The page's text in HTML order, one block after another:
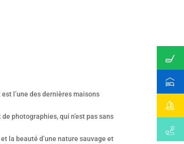
l’une des dernières maisons
photographies, qui n’est pas sans
la beauté d’une nature sauvage et